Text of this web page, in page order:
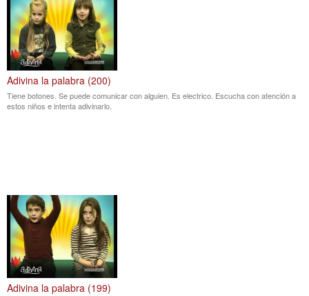
Adivina la palabra (200)
Tiene botones. Se puede comunicar con alguien. Es electrico. Escucha con atención a
estos niños e intenta adivinarlo.
Adivina la palabra (199)